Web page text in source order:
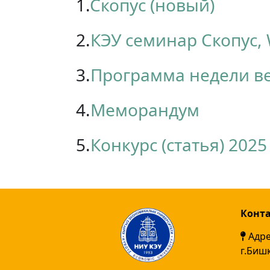
1.Скопус (новый)
2.КЭУ семинар Скопус,
3.Программа недели
4.Меморандум
5.Конкурс (статья) 2025